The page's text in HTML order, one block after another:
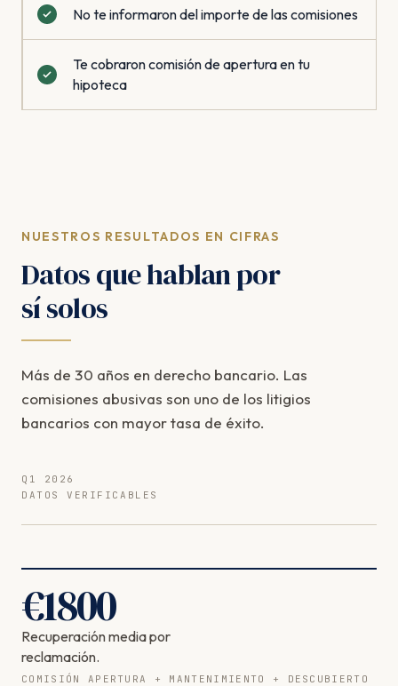
No te informaron del importe de las comisiones
Te cobraron comisión de apertura en tu
hipoteca
NUESTROS RESULTADOS EN CIFRAS
Datos que hablan por
sí solos
Más de 30 años en derecho bancario. Las
comisiones abusivas son uno de los litigios
bancarios con mayor tasa de éxito.
Q1 2026
DATOS VERIFICABLES
€1800
Recuperación media por
reclamación.
COMISIÓN APERTURA + MANTENIMIENTO + DESCUBIERTO